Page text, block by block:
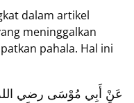
dalam artikel
meninggalkan
pahala. Hal ini
عَنْ أَبِي مُوْسَى رضي